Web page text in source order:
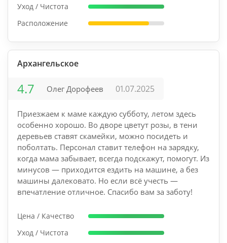
Уход / Чистота
Расположение
Архангельское
4.7 Олег Дорофеев 01.07.2025
Приезжаем к маме каждую субботу, летом здесь
особенно хорошо. Во дворе цветут розы, в тени
деревьев ставят скамейки, можно посидеть и
поболтать. Персонал ставит телефон на зарядку,
когда мама забывает, всегда подскажут, помогут. Из
минусов — приходится ездить на машине, а без
машины далековато. Но если всё учесть —
впечатление отличное. Спасибо вам за заботу!
Цена / Качество
Уход / Чистота